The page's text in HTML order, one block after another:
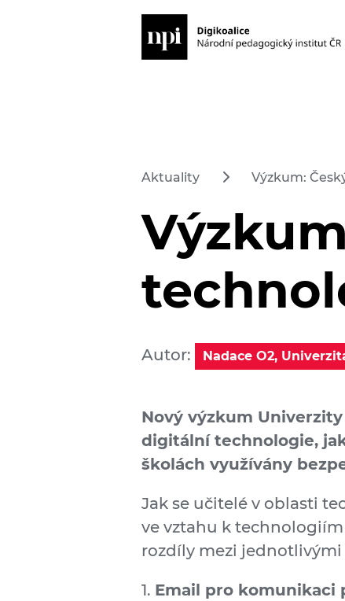
Aktuality Výzkum:
Autor: Nadace O2,
Nový výzkum
digitální technologie,
školách využívány
Jak se učitelé v oblasti
ve vztahu k
rozdíly mezi jednotlivými
1. Email pro komunikaci